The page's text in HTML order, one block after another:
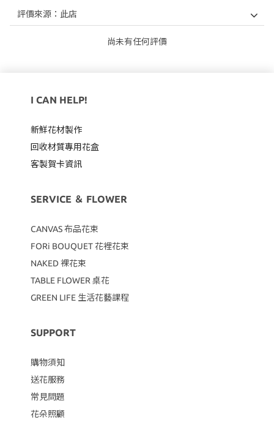
尚未有任何評價
I CAN HELP!
新鮮花材製作
回收材質專用花盒
客製賀卡資訊
SERVICE ＆ FLOWER
CANVAS布品花束
FORi BOUQUET 花裡花束
NAKED 裸花束
TABLE FLOWER 桌花
GREEN LIFE 生活花藝課程
SUPPORT
購物須知
送花服務
常見問題
花朵照顧